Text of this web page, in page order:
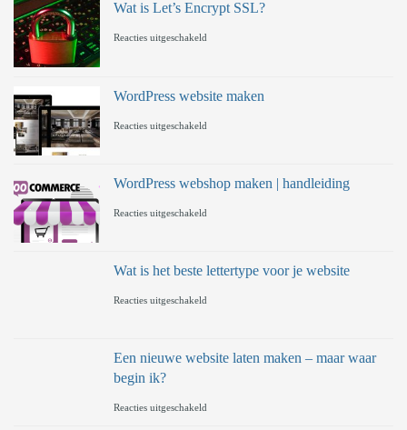
Wat is Let’s Encrypt SSL?
Reacties uitgeschakeld
is
WordPress website maken
Reacties uitgeschakeld
website
WordPress webshop maken | handleiding
Reacties uitgeschakeld
webshop
Wat is het beste lettertype voor je website
Reacties uitgeschakeld
is
beste
Een nieuwe website laten maken – maar waar
begin ik?
Reacties uitgeschakeld